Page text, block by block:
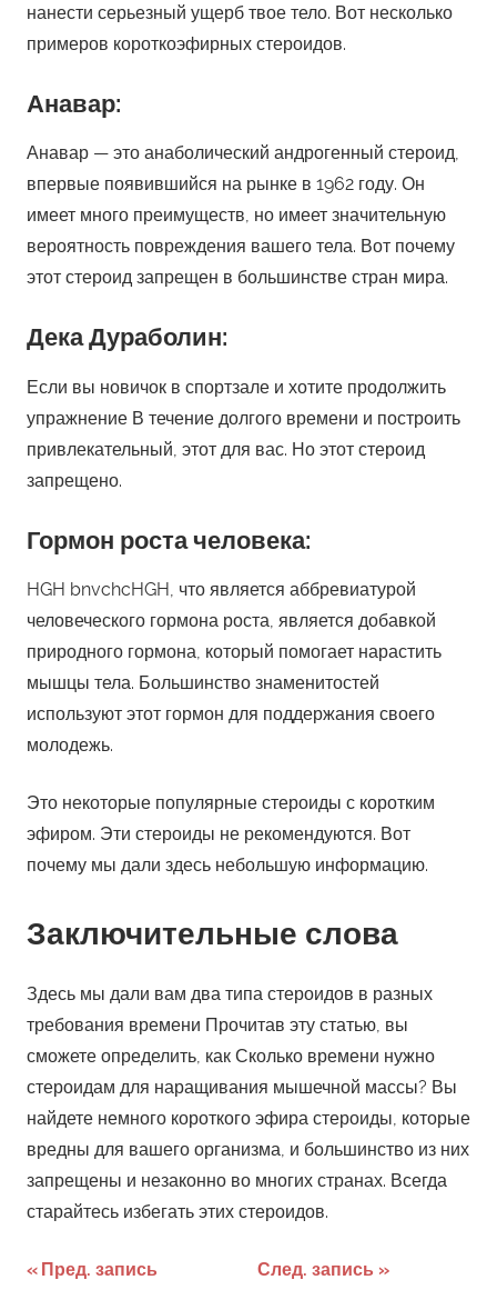
нанести серьезный ущерб твое тело. Вот несколько
примеров короткоэфирных стероидов.
Анавар:
Анавар — это анаболический андрогенный стероид,
впервые появившийся на рынке в 1962 году. Он
имеет много преимуществ, но имеет значительную
вероятность повреждения вашего тела. Вот почему
этот стероид запрещен в большинстве стран мира.
Дека Дураболин:
Если вы новичок в спортзале и хотите продолжить
упражнение В течение долгого времени и построить
привлекательный, этот для вас. Но этот стероид
запрещено.
Гормон роста человека:
HGH bnvchcHGH, что является аббревиатурой
человеческого гормона роста, является добавкой
природного гормона, который помогает нарастить
мышцы тела. Большинство знаменитостей
используют этот гормон для поддержания своего
молодежь.
Это некоторые популярные стероиды с коротким
эфиром. Эти стероиды не рекомендуются. Вот
почему мы дали здесь небольшую информацию.
Заключительные слова
Здесь мы дали вам два типа стероидов в разных
требования времени Прочитав эту статью, вы
сможете определить, как Сколько времени нужно
стероидам для наращивания мышечной массы? Вы
найдете немного короткого эфира стероиды, которые
вредны для вашего организма, и большинство из них
запрещены и незаконно во многих странах. Всегда
старайтесь избегать этих стероидов.
Пред. запись След. запись